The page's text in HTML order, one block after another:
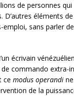
de personnes
éléments
sans parler de
écrivain
commando extra-
ce modus operandi
de la